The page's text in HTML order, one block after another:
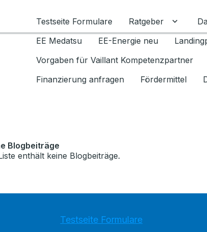
Testseite Formulare
Ratgeber
EE Medatsu
EE-Energie neu
Vorgaben für Vaillant Kompetenzpartner
Finanzierung anfragen
Fördermittel
Blogbeiträge
enthält keine Blogbeiträge.
Testseite Formulare